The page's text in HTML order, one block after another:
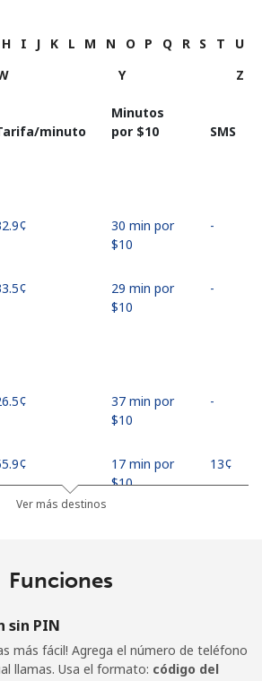
H I J K L M N O P Q R S T
U
Y Z
minuto
Minutos
por ⁦$10⁩
SMS
30 min por
⁦$10⁩
-
29 min por
⁦$10⁩
-
37 min por
⁦$10⁩
-
17 min por
⁦$10⁩
⁦13¢⁩
⁦81.9¢⁩
12 min por
⁦$10⁩
Ver más destinos
Funciones
sin PIN
más fácil! Agrega el número de teléfono
llamas. Usa el formato: código del